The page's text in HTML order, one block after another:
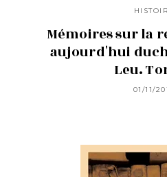
Mémoires sur la
aujourd'hui
Leu.
01/11/